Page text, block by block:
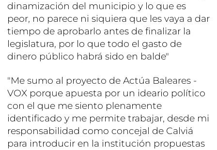
dinamización del municipio y lo que es
peor, no parece ni siquiera que les vaya a dar
tiempo de aprobarlo antes de finalizar la
legislatura, por lo que todo el gasto de
dinero público habrá sido en balde"
"Me sumo al proyecto de Actúa Baleares -
VOX porque apuesta por un ideario político
con el que me siento plenamente
identificado y me permite trabajar, desde mi
responsabilidad como concejal de Calviá
para introducir en la institución propuestas